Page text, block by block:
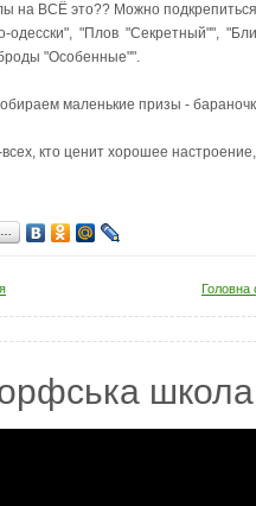
на ВСЁ это?? Можно
одесски", "Плов "Секретный"",
"Особенные"".
маленькие призы -
кто ценит хорошее
Головна
школа